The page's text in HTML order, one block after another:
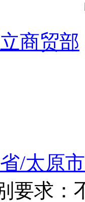
商贸部
/太原市
要求：